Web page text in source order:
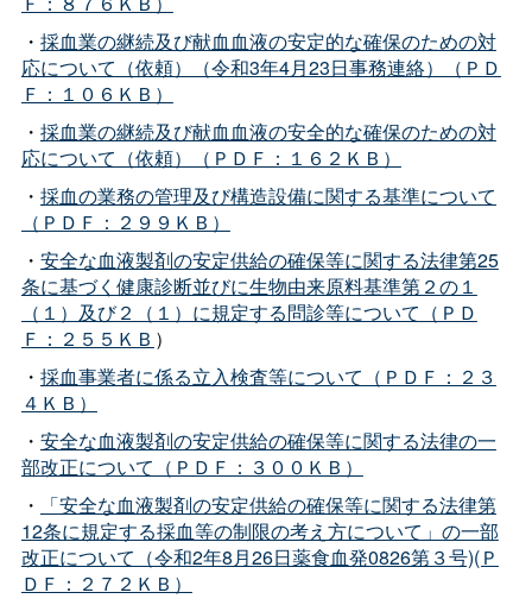
・ 採血業の継続及び献血血液の安定的な確保のための対
応について（依頼）（令和3年4月23日事務連絡）（ＰＤ
Ｆ：１０６ＫＢ）
・ 採血業の継続及び献血血液の安全的な確保のための対
応について（依頼）（ＰＤＦ：１６２ＫＢ）
・ 採血の業務の管理及び構造設備に関する基準について
（ＰＤＦ：２９９ＫＢ）
・ 安全な血液製剤の安定供給の確保等に関する法律第25
条に基づく健康診断並びに生物由来原料基準第２の１
（１）及び２（１）に規定する問診等について（ＰＤ
Ｆ：２５５ＫＢ ）
・ 採血事業者に係る立入検査等について（ＰＤＦ：２３
４ＫＢ）
・ 安全な血液製剤の安定供給の確保等に関する法律の一
部改正について（ＰＤＦ：３００ＫＢ）
・
「安全な血液製剤の安定供給の確保等に関する法律第
12条に規定する採血等の制限の考え方について」の一部
改正について（令和2年8月26日薬食血発0826第３号)(Ｐ
ＤＦ：２７２ＫＢ）